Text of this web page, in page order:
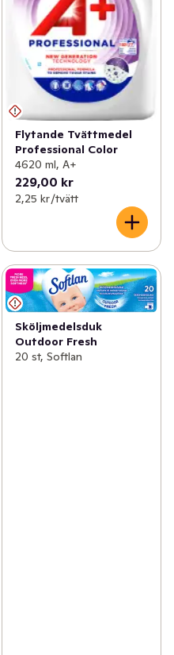
Flytande Tvättmedel
Professional Color
4620 ml, A+
229,00 kr
2,25 kr /tvätt
Sköljmedelsduk
Outdoor Fresh
20 st, Softlan